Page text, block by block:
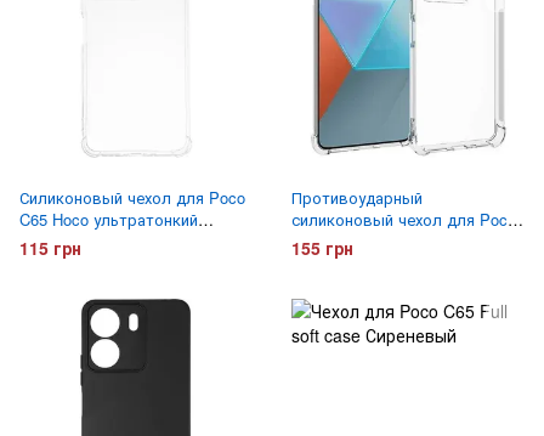
Силиконовый чехол для Poco
C65 Hoco ультратонкий
Прозрачный
115 грн
Противоударный
силиконовый чехол для Poco
C65 Gelius Proof Прозрачный
155 грн